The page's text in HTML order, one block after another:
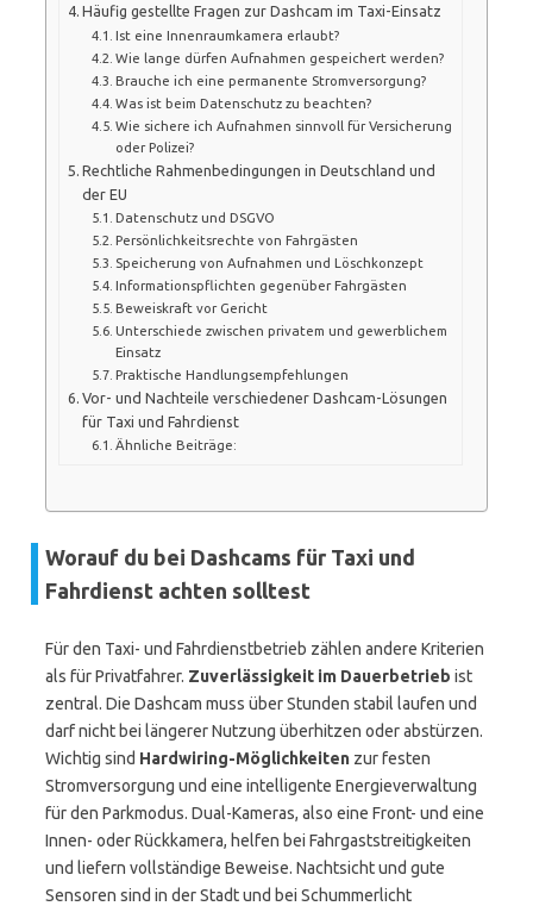
Häufig gestellte Fragen zur Dashcam im Taxi-Einsatz
Ist eine Innenraumkamera erlaubt?
Wie lange dürfen Aufnahmen gespeichert werden?
Brauche ich eine permanente Stromversorgung?
Was ist beim Datenschutz zu beachten?
Wie sichere ich Aufnahmen sinnvoll für Versicherung
oder Polizei?
Rechtliche Rahmenbedingungen in Deutschland und
der EU
Datenschutz und DSGVO
Persönlichkeitsrechte von Fahrgästen
Speicherung von Aufnahmen und Löschkonzept
Informationspflichten gegenüber Fahrgästen
Beweiskraft vor Gericht
Unterschiede zwischen privatem und gewerblichem
Einsatz
Praktische Handlungsempfehlungen
Vor- und Nachteile verschiedener Dashcam-Lösungen
für Taxi und Fahrdienst
Ähnliche Beiträge:
Worauf du bei Dashcams für Taxi und
Fahrdienst achten solltest
Für den Taxi- und Fahrdienstbetrieb zählen andere Kriterien
als für Privatfahrer. Zuverlässigkeit im Dauerbetrieb ist
zentral. Die Dashcam muss über Stunden stabil laufen und
darf nicht bei längerer Nutzung überhitzen oder abstürzen.
Wichtig sind Hardwiring-Möglichkeiten zur festen
Stromversorgung und eine intelligente Energieverwaltung
für den Parkmodus. Dual-Kameras, also eine Front- und eine
Innen- oder Rückkamera, helfen bei Fahrgaststreitigkeiten
und liefern vollständige Beweise. Nachtsicht und gute
Sensoren sind in der Stadt und bei Schummerlicht